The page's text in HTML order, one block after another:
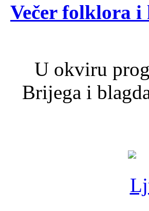
Večer folklora
U okviru
Brijega i